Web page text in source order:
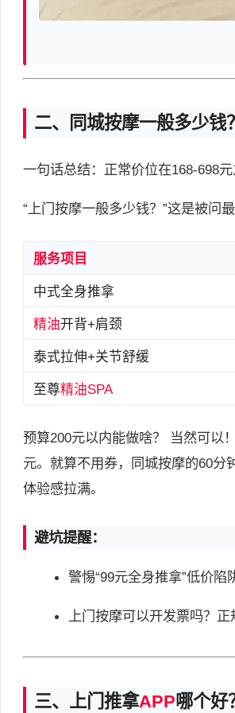
二、同城按摩一般多少钱
一句话总结：正常价位在168-698
“上门按摩一般多少钱？”这是被问
服务项目
中式全身推拿
精油开背+肩颈
泰式拉伸+关节舒缓
至尊精油SPA
预算200元以内能做啥？ 当然可以
元。就算不用券，同城按摩的60分
体验感拉满。
避坑提醒：
警惕“99元全身推拿”低价
上门按摩可以开发票吗？
三、上门推拿APP哪个好